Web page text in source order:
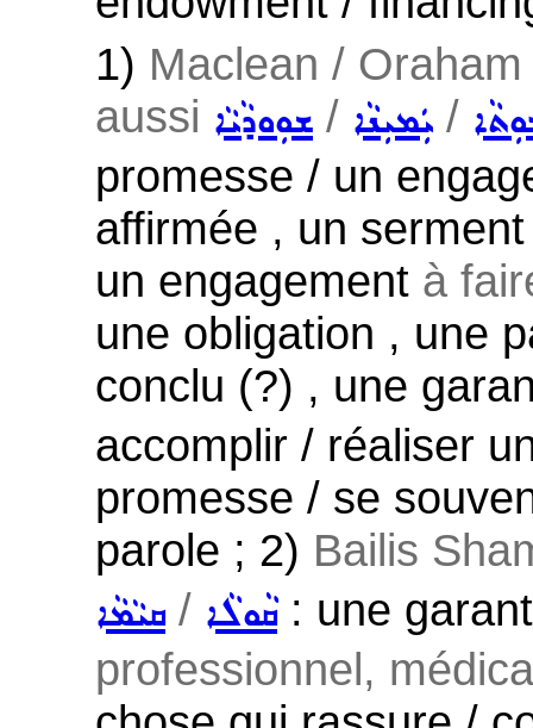
1) Maclean /
aussi ܫܘܼܘܕܵܝܵܐ / ܝܲܡܝܼܢܵܐ /
promesse / un
affirmée , un
un engagement à
une obligation , une
conclu (?) , une
accomplir / réaliser
promesse / se
parole ; 2) Bailis
ܩܝܵܡܵܐ / ܩܵܘܠܵܐ: une
professionnel,